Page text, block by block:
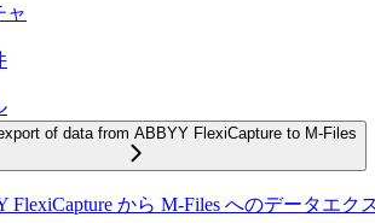
ャ
of data from ABBYY FlexiCapture to M-Files
FlexiCapture から M-Files へのデータエク